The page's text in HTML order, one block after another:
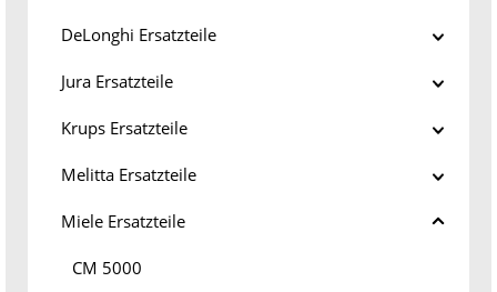
DeLonghi Ersatzteile
Jura Ersatzteile
Krups Ersatzteile
Melitta Ersatzteile
Miele Ersatzteile
CM 5000